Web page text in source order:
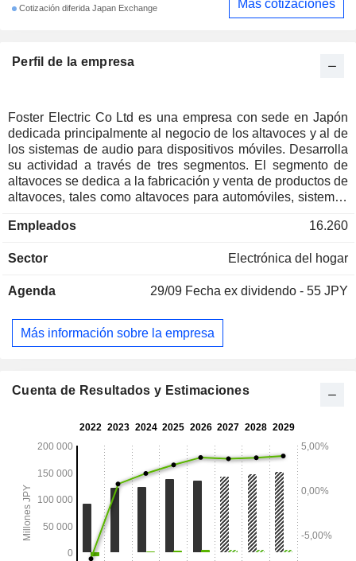
Perfil de la empresa
Foster Electric Co Ltd es una empresa con sede en Japón
dedicada principalmente al negocio de los altavoces y al de
los sistemas de audio para dispositivos móviles. Desarrolla
su actividad a través de tres segmentos. El segmento de
altavoces se dedica a la fabricación y venta de productos de
altavoces, tales como altavoces para automóviles, sistemas
audio móvil fabrica y comercializa productos de audio móvil,
para auriculares y actuadores de vibración. El segmento
altavoces de aviso de proximidad, altavoces para sistemas
la marca Fostex.
Empleados 16.260
Sector Electrónica del hogar
Agenda 29/09 Fecha ex dividendo - 55 JPY
Más información sobre la empresa
Cotización diferida Japan Exchange Más cotizaciones
Cuenta de Resultados y Estimaciones